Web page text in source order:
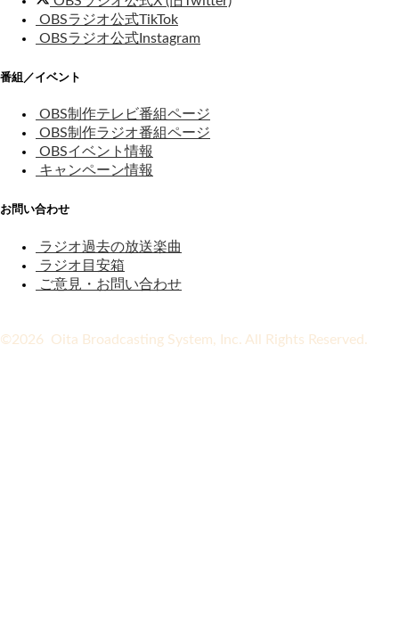
OBSラジオ公式TikTok
OBSラジオ公式Instagram
番組／イベント
OBS制作テレビ番組ページ
OBS制作ラジオ番組ページ
OBSイベント情報
キャンペーン情報
お問い合わせ
ラジオ過去の放送楽曲
ラジオ目安箱
ご意見・お問い合わせ
©2026 Oita Broadcasting System, Inc. All Rights Reserved.